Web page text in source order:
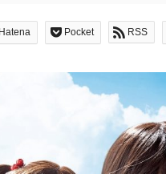
Hatena Pocket RSS